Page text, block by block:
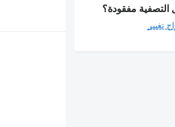
مفقودة؟
تغيير